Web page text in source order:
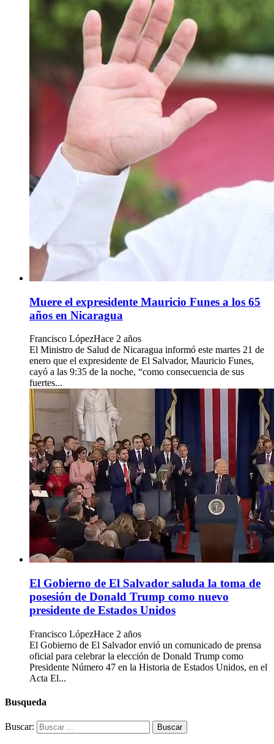
Muere el expresidente Mauricio Funes a los 65
años en Nicaragua
Francisco LópezHace 2 años
El Ministro de Salud de Nicaragua informó este martes 21 de
enero que el expresidente de El Salvador, Mauricio Funes,
cayó a las 9:35 de la noche, “como consecuencia de sus
fuertes...
El Gobierno de El Salvador saluda la toma de
posesión de Donald Trump como nuevo
presidente de Estados Unidos
Francisco LópezHace 2 años
El Gobierno de El Salvador envió un comunicado de prensa
oficial para celebrar la elección de Donald Trump como
Presidente Número 47 en la Historia de Estados Unidos, en el
Acta El...
Busqueda
Buscar: